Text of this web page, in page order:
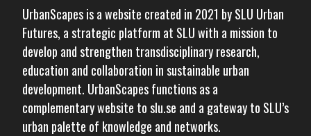
UrbanScapes is a website created in 2021 bySLU Urban
Futures, a strategic platform at SLU with a mission to
develop and strengthen transdisciplinary research,
education and collaboration in sustainable urban
development. UrbanScapes functions as a
complementary website toslu.se and a gateway to SLU’s
urban palette of knowledge and networks.